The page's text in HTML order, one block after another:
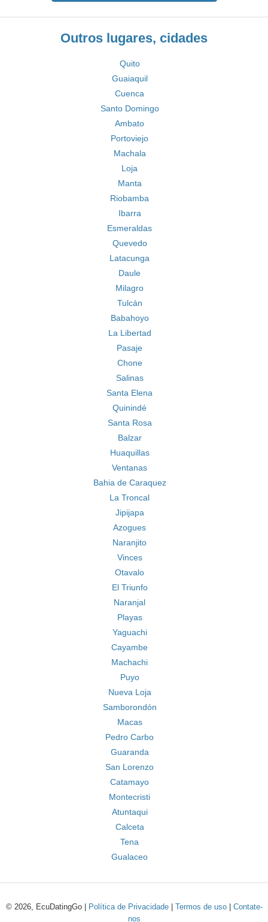
Outros lugares, cidades
Quito
Guaiaquil
Cuenca
Santo Domingo
Ambato
Portoviejo
Machala
Loja
Manta
Riobamba
Ibarra
Esmeraldas
Quevedo
Latacunga
Daule
Milagro
Tulcán
Babahoyo
La Libertad
Pasaje
Chone
Salinas
Santa Elena
Quinindé
Santa Rosa
Balzar
Huaquillas
Ventanas
Bahia de Caraquez
La Troncal
Jipijapa
Azogues
Naranjito
Vinces
Otavalo
El Triunfo
Naranjal
Playas
Yaguachi
Cayambe
Machachi
Puyo
Nueva Loja
Samborondón
Macas
Pedro Carbo
Guaranda
San Lorenzo
Catamayo
Montecristi
Atuntaqui
Calceta
Tena
Gualaceo
© 2026, EcuDatingGo | Política de Privacidade| Termos de uso| Contate-
nos